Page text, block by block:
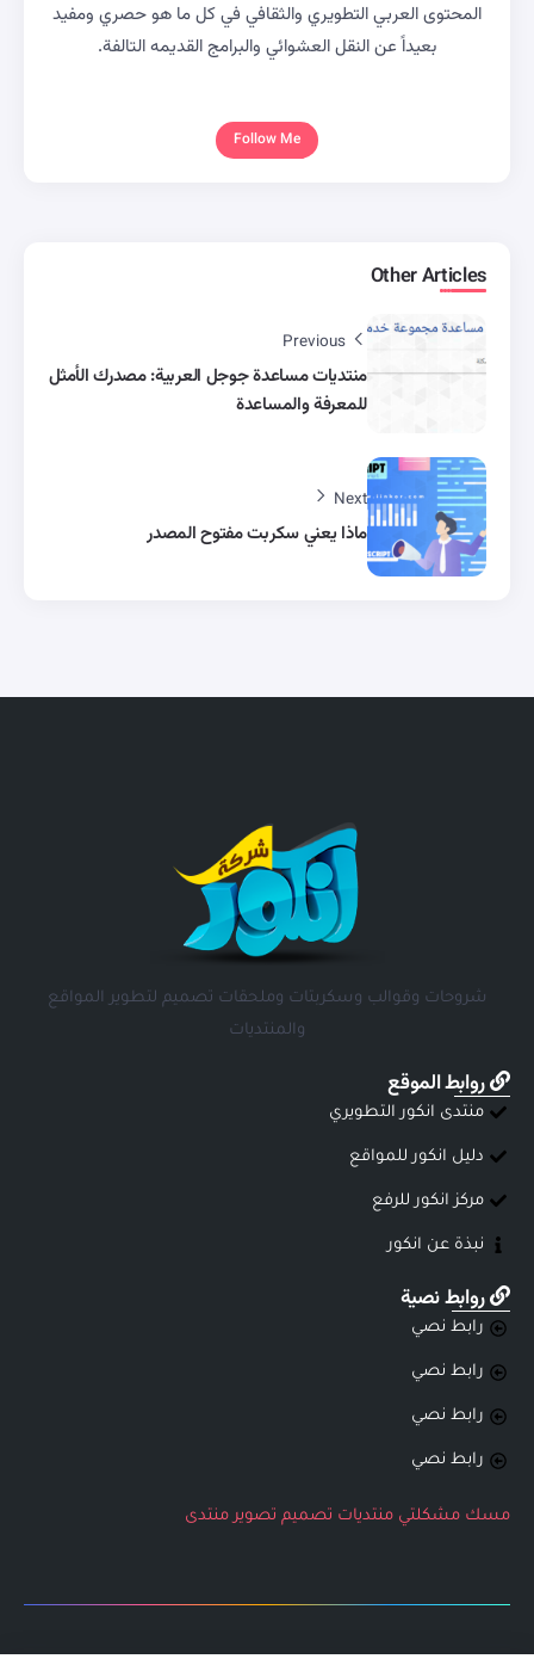
المحتوى العربي التطويري والثقافي في كل ما هو حصري ومفيد
بعيداً عن النقل العشوائي والبرامج القديمه التالفة.
Follow Me
Other Articles
Previous
منتديات مساعدة جوجل العربية: مصدرك الأمثل
للمعرفة والمساعدة
Next
ماذا يعني سكربت مفتوح المصدر
شروحات وقوالب وسكربتات وملحقات تصميم لتطوير المواقع
والمنتديات
روابط الموقع
منتدى انكور التطويري
دليل انكور للمواقع
مركز انكور للرفع
نبذة عن انكور
روابط نصية
رابط نصي
رابط نصي
رابط نصي
رابط نصي
مسك مشكلتي منتديات تصميم تصوير منتدى